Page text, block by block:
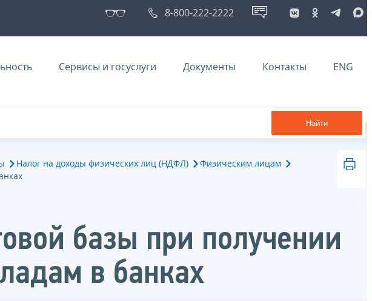
8-800-222-2222
Сервисы и госуслуги Документы Контакты ENG
Найти
Налог на доходы физических лиц (НДФЛ)
Физическим лицам
базы при получении
в банках